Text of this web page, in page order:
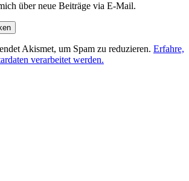
über neue Beiträge via E-Mail.
Akismet, um Spam zu reduzieren. Erfahre,
verarbeitet werden.